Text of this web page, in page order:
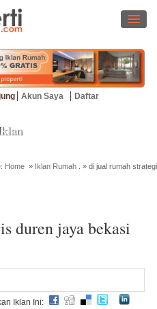
Akun Saya Daftar
Home » Iklan Rumah . » di jual rumah
duren jaya bekasi
Iklan Ini: